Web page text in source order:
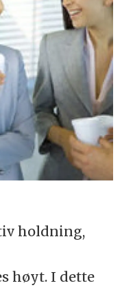
holdning,
høyt. I dette